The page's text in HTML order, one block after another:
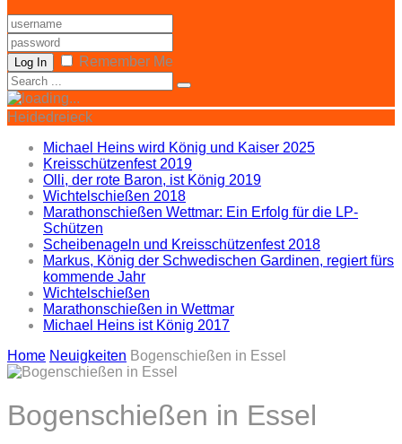
Log In Remember Me
Heidedreieck
Michael Heins wird König und Kaiser 2025
Kreisschützenfest 2019
Olli, der rote Baron, ist König 2019
Wichtelschießen 2018
Marathonschießen Wettmar: Ein Erfolg für die LP-
Schützen
Scheibenageln und Kreisschützenfest 2018
Markus, König der Schwedischen Gardinen, regiert fürs
kommende Jahr
Wichtelschießen
Marathonschießen in Wettmar
Michael Heins ist König 2017
Home Neuigkeiten Bogenschießen in Essel
Bogenschießen in Essel